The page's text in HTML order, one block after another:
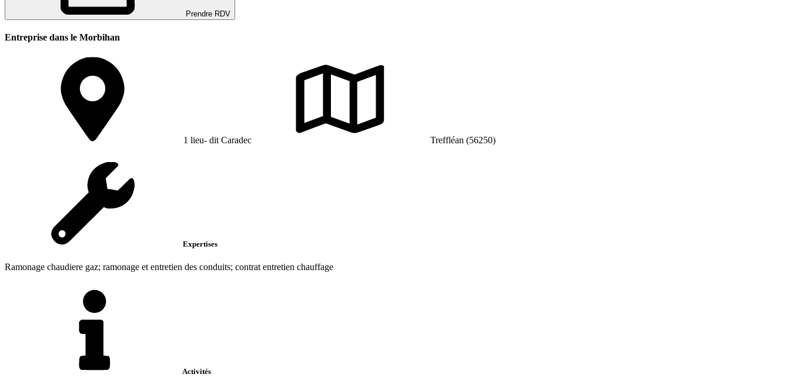
Prendre RDV
Entreprise dans le Morbihan
1 lieu- dit Caradec Treffléan (56250)
Expertises
Ramonage chaudiere gaz; ramonage et entretien des conduits; contrat entretien chauffage
Activités